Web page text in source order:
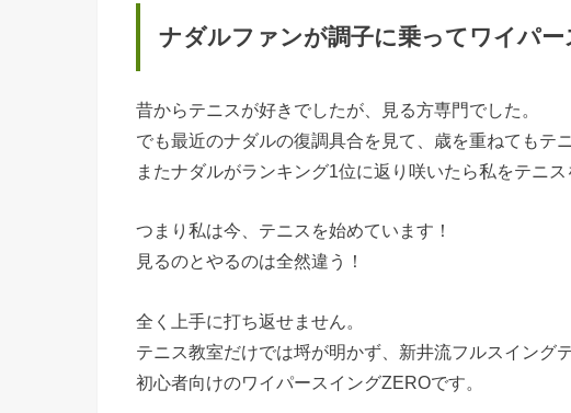
ナダルファンが調子に乗ってワイパー
昔からテニスが好きでしたが、見る方専門でした。
でも最近のナダルの復調具合を見て、歳を重ねてもテ
またナダルがランキング1位に返り咲いたら私をテニ
つまり私は今、テニスを始めています！
見るのとやるのは全然違う！
全く上手に打ち返せません。
テニス教室だけでは埒が明かず、新井流フルスイング
初心者向けのワイパースイングZEROです。